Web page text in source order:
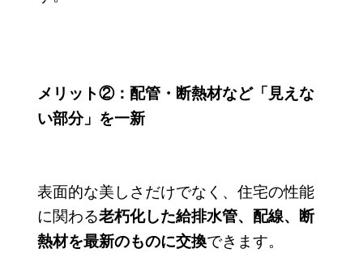
メリット②：配管・断熱材など「見えな
い部分」を一新
表面的な美しさだけでなく、住宅の性能
に関わる老朽化した給排水管、配線、断
熱材を最新のものに交換できます。